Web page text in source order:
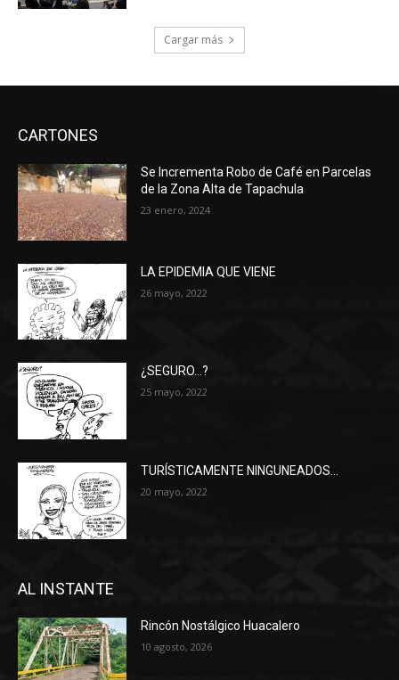
Cargar más
CARTONES
Se Incrementa Robo de Café en Parcelas
de la Zona Alta de Tapachula
23 enero, 2024
LA EPIDEMIA QUE VIENE
26 mayo, 2022
¿SEGURO…?
25 mayo, 2022
TURÍSTICAMENTE NINGUNEADOS…
20 mayo, 2022
AL INSTANTE
Rincón Nostálgico Huacalero
10 agosto, 2026